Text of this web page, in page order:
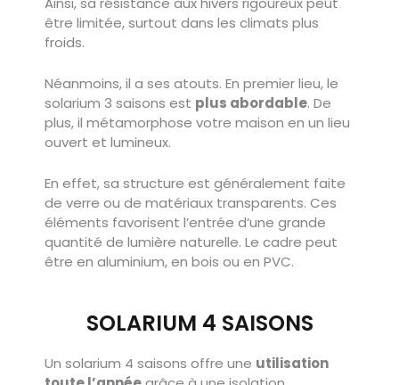
être limitée, surtout dans les climats plus
froids.
Néanmoins, il a ses atouts. En premier lieu, le
solarium 3 saisons est plus abordable. De
plus, il métamorphose votre maison en un lieu
ouvert et lumineux.
En effet, sa structure est généralement faite
de verre ou de matériaux transparents. Ces
éléments favorisent l’entrée d’une grande
quantité de lumière naturelle. Le cadre peut
être en aluminium, en bois ou en PVC.
SOLARIUM 4 SAISONS
Un solarium 4 saisons offre une utilisation